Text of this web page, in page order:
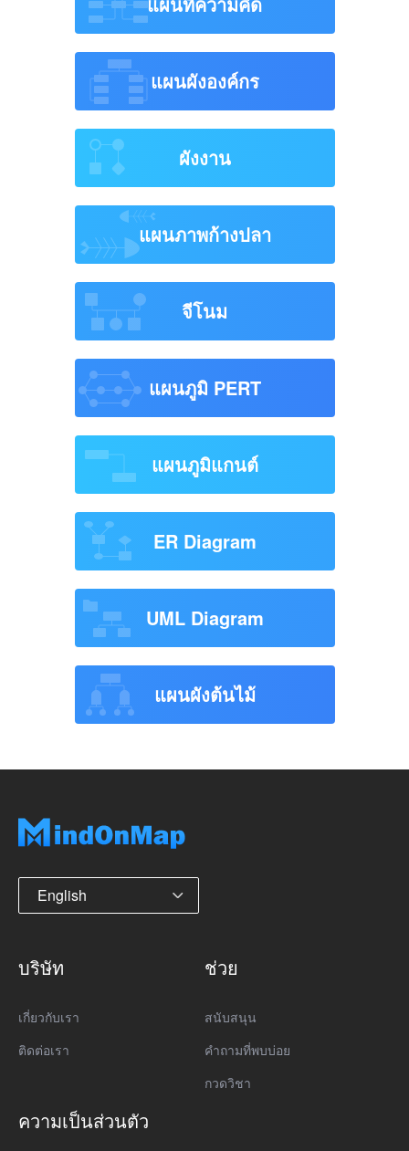
แผนผังองค์กร
ผังงาน
แผนภาพก้างปลา
จีโนม
แผนภูมิ PERT
แผนภูมิแกนต์
ER Diagram
UML Diagram
แผนผังต้นไม้
English
บริษัท
เกี่ยวกับเรา
ติดต่อเรา
ช่วย
สนับสนุน
คำถามที่พบบ่อย
กวดวิชา
ความเป็นส่วนตัว